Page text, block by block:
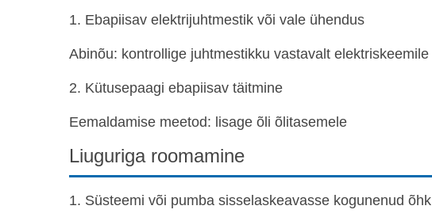
1. Ebapiisav elektrijuhtmestik või vale ühendus
Abinõu: kontrollige juhtmestikku vastavalt elektriskeemile
2. Kütusepaagi ebapiisav täitmine
Eemaldamise meetod: lisage õli õlitasemele
Liuguriga roomamine
1. Süsteemi või pumba sisselaskeavasse kogunenud õhk